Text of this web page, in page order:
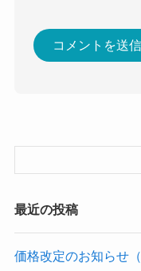
最近の投稿
価格改定のお知らせ